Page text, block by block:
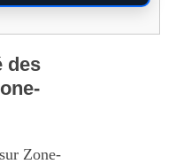
des
Zone-